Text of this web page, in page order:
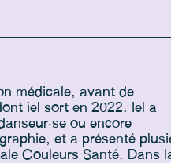
médicale, avant de
iel sort en 2022. Iel a
ou encore
et a présenté
Couleurs Santé. Dans